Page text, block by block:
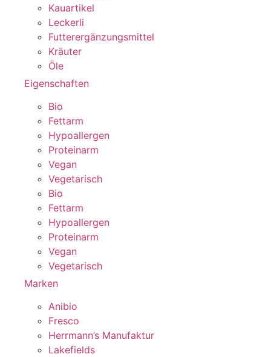
Kauartikel
Leckerli
Futterergänzungsmittel
Kräuter
Öle
Eigenschaften
Bio
Fettarm
Hypoallergen
Proteinarm
Vegan
Vegetarisch
Bio
Fettarm
Hypoallergen
Proteinarm
Vegan
Vegetarisch
Marken
Anibio
Fresco
Herrmann’s Manufaktur
Lakefields